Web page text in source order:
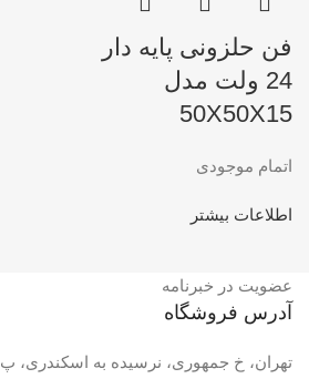
فن حلزونی پایه دار
24 ولت مدل
50X50X15
اتمام موجودی
اطلاعات بیشتر
عضویت در خبرنامه
آدرس فروشگاه
تهران، خ جمهوری، نرسیده به اسکندری، پ 1411، واحد 1